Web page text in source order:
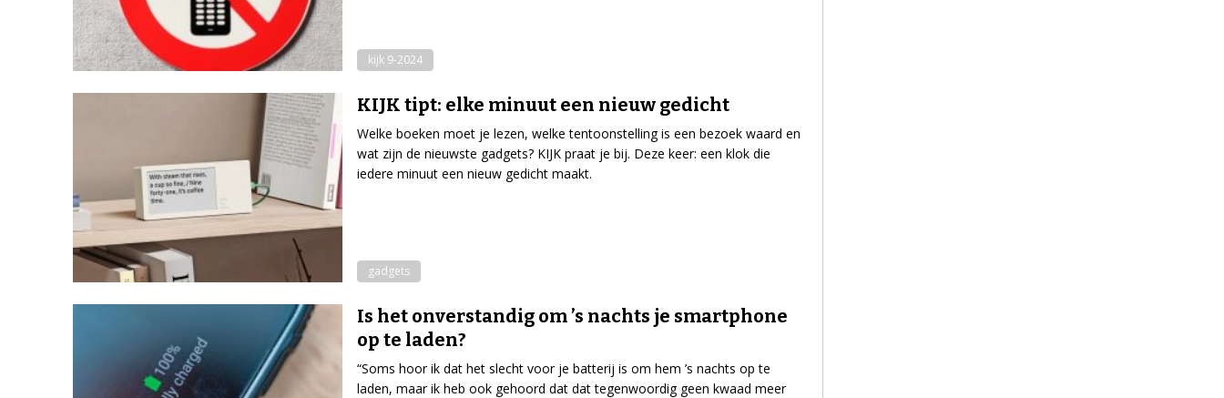
kijk 9-2024
KIJK tipt: elke minuut een nieuw gedicht
Welke boeken moet je lezen, welke tentoonstelling is een bezoek waard en
wat zijn de nieuwste gadgets? KIJK praat je bij. Deze keer: een klok die
iedere minuut een nieuw gedicht maakt.
gadgets
Is het onverstandig om ’s nachts je smartphone
op te laden?
“Soms hoor ik dat het slecht voor je batterij is om hem ’s nachts op te
laden, maar ik heb ook gehoord dat dat tegenwoordig geen kwaad meer